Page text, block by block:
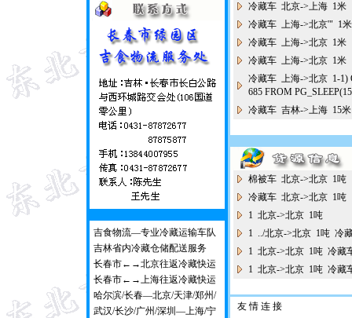
吉食物流—专业冷藏运输车队
吉林省内冷藏仓储配送服务
长春市←→北京往返冷藏快运
长春市←→上海往返冷藏快运
哈尔滨/长春—北京/天津/郑州/
武汉/长沙/广州/深圳—上海/宁
冷藏车 北京->上海 1米
冷藏车 上海->北京'" 1
冷藏车 上海->北京 1米
冷藏车 上海->北京 1米
冷藏车 上海->北京 1-1)
685 FROM
冷藏车 吉林->上海 15
棉被车 北京->北京 1
冷藏车 北京->北京 1
1 北京->北京 1吨
1 ../北京->北京 1吨 冷
1 北京->北京 1吨 冷藏
1 北京->北京 1吨 冷藏
友 情 连 接